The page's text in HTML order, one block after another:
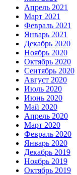
Апрель 2021
Март 2021
Февраль 2021
Январь 2021
Декабрь 2020
Ноябрь 2020
Октябрь 2020
Сентябрь 2020
Август 2020
Июль 2020
Июнь 2020
Май 2020
Апрель 2020
Март 2020
Февраль 2020
Январь 2020
Декабрь 2019
Ноябрь 2019
Октябрь 2019